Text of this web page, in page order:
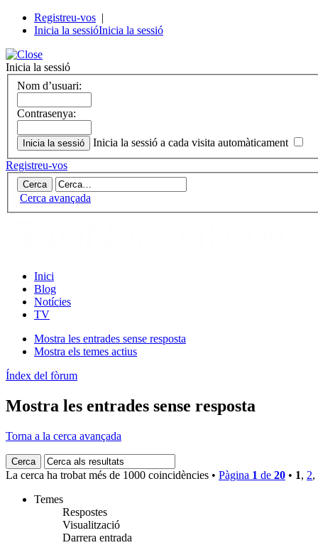
Registreu-vos |
Inicia la sessióInicia la sessió
Inicia la sessió
Nom d’usuari:
Contrasenya:
Inicia la sessió a cada visita automàticament
Registreu-vos
Cerca avançada
Inici
Blog
Notícies
TV
Mostra les entrades sense resposta
Mostra els temes actius
Índex del fòrum
Mostra les entrades sense resposta
Torna a la cerca avançada
La cerca ha trobat més de 1000 coincidències • Pàgina 1 de 20 • 1, 2,
Temes
Respostes
Visualització
Darrera entrada